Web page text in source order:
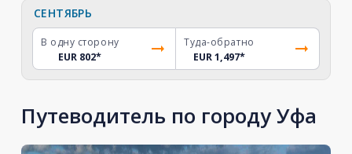
СЕНТЯБРЬ
В одну сторону
EUR 802*
Туда-обратно
EUR 1,497*
Путеводитель по городу Уфа